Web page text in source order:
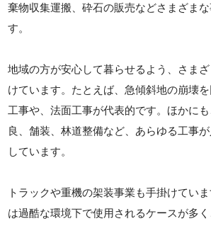
棄物収集運搬、砕石の販売などさまざま
す。
地域の方が安心して暮らせるよう、さま
けています。たとえば、急傾斜地の崩壊
工事や、法面工事が代表的です。ほかに
良、舗装、林道整備など、あらゆる工事
しています。
トラックや重機の架装事業も手掛けてい
は過酷な環境下で使用されるケースが多